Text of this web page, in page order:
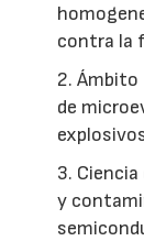
contra la
2.
de
3.
y